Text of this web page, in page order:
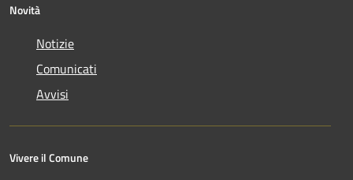
Novità
Notizie
Comunicati
Avvisi
Vivere il Comune